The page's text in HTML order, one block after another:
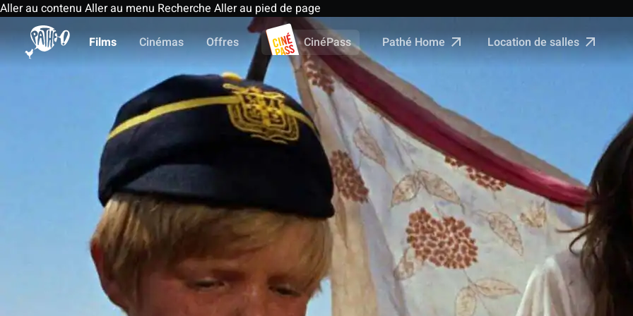
Aller au contenu Aller au menu Recherche Aller au pied de page
Films
Cinémas Offres CinéPass Pathé Home Location de salles